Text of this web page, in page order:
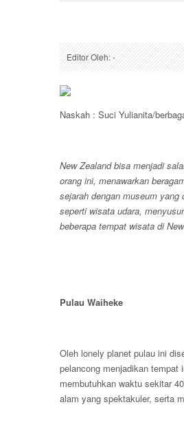
Editor Oleh: -
Naskah : Suci Yulianita/
New Zealand bisa menjadi
orang ini, menawarkan
sejarah dengan museum yang
seperti wisata udara,
beberapa tempat wisata di
Pulau Waiheke
Oleh lonely planet pulau ini
pelancong menjadikan tempat
membutuhkan waktu sekitar
alam yang spektakuler, serta